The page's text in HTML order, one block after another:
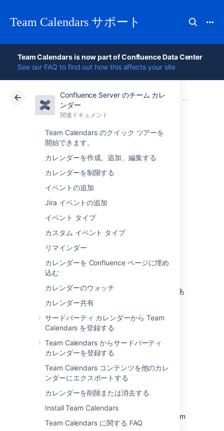
Team Calendars サポート
Team Calendars is now part of Confluence Data Center
See our FAQ to find out how this affects your site
Confluence Server のチーム カレ
ンダー
関連ドキュメント
Team Calendars のクイック ツアーを
開始できます。
カレンダーを作成、追加、編集する
カレンダーを制限する
イベントの追加
Jira イベントの追加
イベント タイプ
カスタム イベント タイプ
リマインダー
カレンダーを Confluence ページに埋め
込む
カレンダーのウォッチ
カレンダー共有
サードパーティ カレンダーから Team
Calendars を登録する
Team Calendars からサードパーティ
カレンダーを登録する
Team Calendars コンテンツを他のカレ
ンダーにエクスポートする
カレンダーを削除または消去する
Install Team Calendars
Team Calendars に関する FAQ
アトラシアン サポート Team Calendars 6.0
関連ドキュメント
Older
クラウド Data Center 6.0
Team Calendars
2.3.2 Release Notes
2012 年 7 月 17 日
pleased to announce the release of
Calendars 2.3.2
修正の完全な一覧は、このページの下部にあ
ります。
Don't have Team Calendars 2.3 yet?
Take a look at the new features and other
highlights in the
Team Calendars 2.3 Release Notes
Release Notices
Upgrading from a previous version of Team
Calendars is straightforward. We